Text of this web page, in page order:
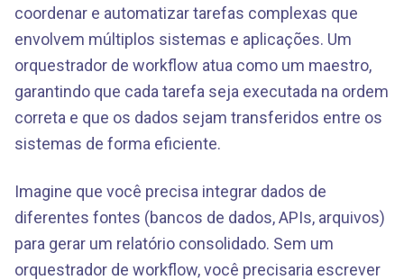
coordenar e automatizar tarefas complexas que
envolvem múltiplos sistemas e aplicações. Um
orquestrador de workflow atua como um maestro,
garantindo que cada tarefa seja executada na ordem
correta e que os dados sejam transferidos entre os
sistemas de forma eficiente.
Imagine que você precisa integrar dados de
diferentes fontes (bancos de dados, APIs, arquivos)
para gerar um relatório consolidado. Sem um
orquestrador de workflow, você precisaria escrever